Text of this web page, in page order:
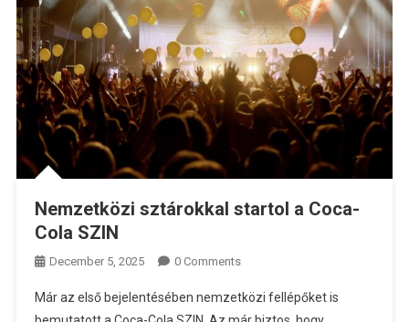
Nemzetközi sztárokkal startol a Coca-
Cola SZIN
December 5, 2025 0 Comments
Már az első bejelentésében nemzetközi fellépőket is